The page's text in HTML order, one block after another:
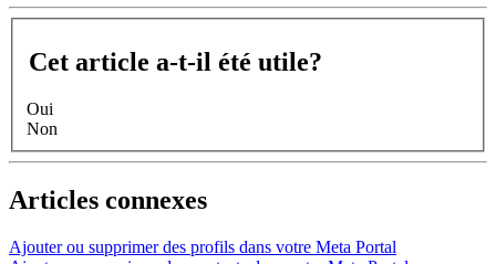
Cet article a-t-il été utile?
Oui
Non
Articles connexes
Ajouter ou supprimer des profils dans votre Meta Portal